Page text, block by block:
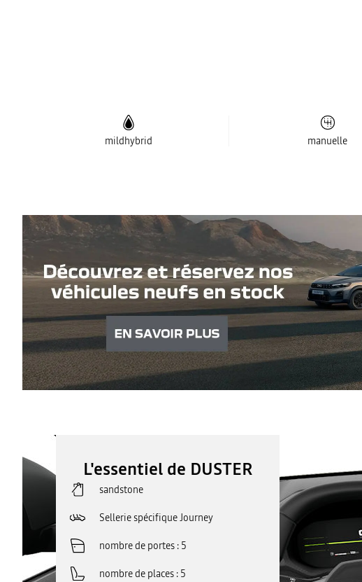
mildhybrid manuelle
L'essentiel de DUSTER
sandstone
Sellerie spécifique Journey
nombre de portes 5
nombre de places 5